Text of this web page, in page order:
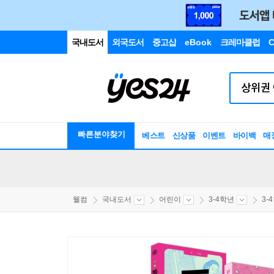
국내도서 외국도서 중고샵 eBook 크레마클럽
빠른분야찾기 베스트 신상품 이벤트 바이백 매
웰컴 국내도서 어린이 3-4학년 3-4